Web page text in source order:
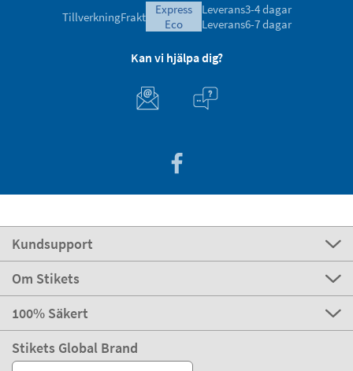
TillverkningFrakt
express
eco
Leverans3-4 dagar
Leverans6-7 dagar
Kan vi hjälpa dig?
Kundsupport
Om Stikets
100% Säkert
Stikets Global Brand